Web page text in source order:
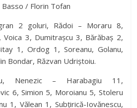
/ Florin Tofan
2 goluri, Rădoi – Moraru 8,
Voica 3, Dumitrașcu 3, Bărăbaș 2,
1, Ordog 1, Soreanu, Golanu,
Bondar, Răzvan Udriștoiu.
Nenezic – Harabagiu 11,
6, Simion 5, Moroianu 5, Stoleru
1, Vălean 1, Subțirică-Iovănescu,